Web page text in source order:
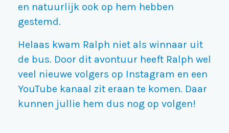
en natuurlijk ook op hem hebben
gestemd.
Helaas kwam Ralph niet als winnaar uit
de bus. Door dit avontuur heeft Ralph wel
veel nieuwe volgers op Instagram en een
YouTube kanaal zit eraan te komen. Daar
kunnen jullie hem dus nog op volgen!